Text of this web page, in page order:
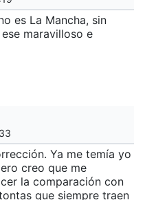
es La Mancha, sin
maravilloso e
Ya me temía yo
creo que me
la comparación con
que siempre traen